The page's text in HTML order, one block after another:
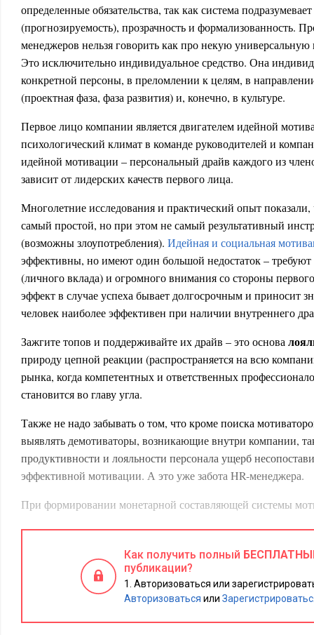
определенные обязательства, так как система
(прогнозируемость), прозрачность и формализованность.
менеджеров нельзя говорить как про некую
Это исключительно индивидуальное средство. Она
конкретной персоны, в преломлении к целям, в
(проектная фаза, фаза развития) и, конечно, в культуре.
Первое лицо компании является двигателем идейной
психологический климат в команде руководителей и
идейной мотивации – персональный драйв каждого из
зависит от лидерских качеств первого лица.
Многолетние исследования и практический опыт
самый простой, но при этом не самый результативный
(возможны злоупотребления). Идейная и социальная
эффективны, но имеют один большой недостаток – требуют
(личного вклада) и огромного внимания со стороны
эффект в случае успеха бывает долгосрочным и приносит
человек наиболее эффективен при наличии внутреннего
Зажгите топов и поддерживайте их драйв – это основа
природу цепной реакции (распространяется на всю
рынка, когда компетентных и ответственных
становится во главу угла.
Также не надо забывать о том, что кроме поиска
выявлять демотиваторы, возникающие внутри компании,
продуктивности и лояльности персонала ущерб
эффективной мотивации. А это уже забота HR-менеджера.
При формировании монетарной составляющей системы
понести для ее воплощения, а на другую – тот
компания при их достижении. И это уже чистой воды
HR-менеджеру необходимо опираться на расчеты
что может произойти, а исходные данные для расчетов во
Как получить полный
публикации?
Авторизоваться или
Авторизоваться или